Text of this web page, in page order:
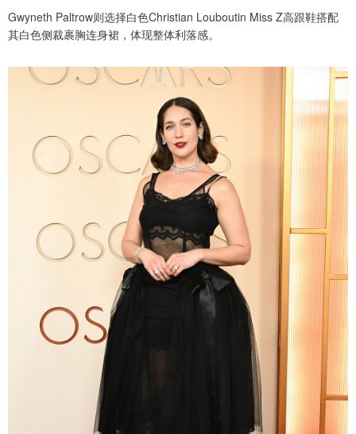
Gwyneth Paltrow则选择白色Christian Louboutin Miss Z高跟鞋搭配
其白色侧裁裹胸连身裙，体现整体利落感。